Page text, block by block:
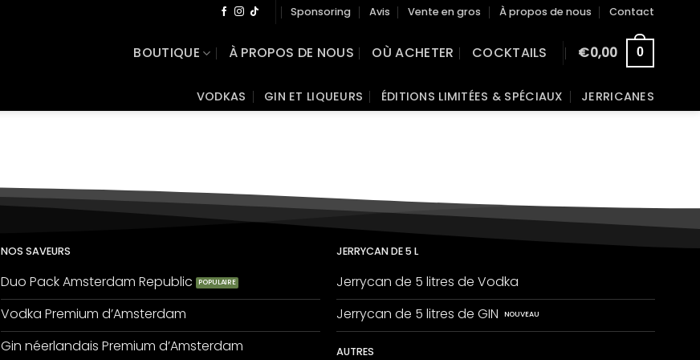
Sponsoring Avis Vente en gros À propos de nous Contact
BOUTIQUE À PROPOS DE NOUS OÙ ACHETER COCKTAILS €0,00 0
VODKAS GIN ET LIQUEURS ÉDITIONS LIMITÉES & SPÉCIAUX JERRICANES
NOS SAVEURS
Duo Pack Amsterdam Republic
Vodka Premium d’Amsterdam
Gin néerlandais Premium d’Amsterdam
JERRYCAN DE 5 L
Jerrycan de 5 litres de Vodka
Jerrycan de 5 litres de GIN
AUTRES